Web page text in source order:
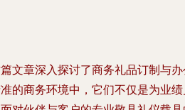
文章深入探讨了商务礼品订制与
的商务环境中，它们不仅是为业